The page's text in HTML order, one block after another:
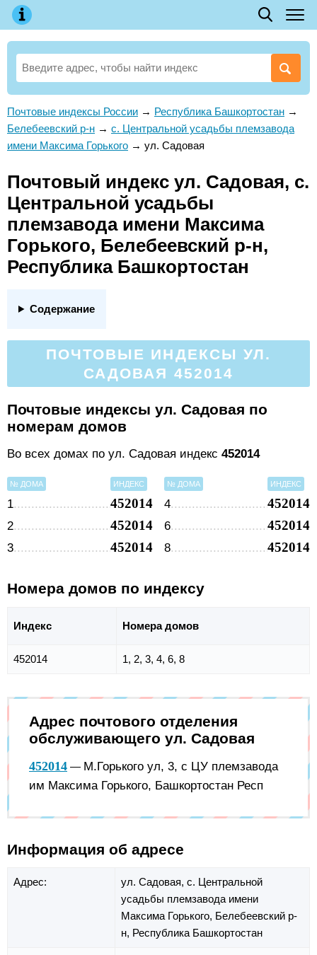
Почтовые индексы России → Республика Башкортостан →
Белебеевский р-н → с. Центральной усадьбы племзавода
имени Максима Горького → ул. Садовая
Почтовый индекс ул. Садовая, с.
Центральной усадьбы
племзавода имени Максима
Горького, Белебеевский р-н,
Республика Башкортостан
Содержание
ПОЧТОВЫЕ ИНДЕКСЫ УЛ.
САДОВАЯ 452014
Почтовые индексы ул. Садовая по
номерам домов
Во всех домах по ул. Садовая индекс 452014
№ ДОМА ИНДЕКС
1 452014
2 452014
3 452014
№ ДОМА ИНДЕКС
4 452014
6 452014
8 452014
Номера домов по индексу
Индекс Номера домов
452014 1, 2, 3, 4, 6, 8
Адрес почтового отделения
обслуживающего ул. Садовая
452014 — М.Горького ул, 3, с ЦУ племзавода
им Максима Горького, Башкортостан Респ
Информация об адресе
Адрес: ул. Садовая, с. Центральной
усадьбы племзавода имени
Максима Горького, Белебеевский р-
н, Республика Башкортостан